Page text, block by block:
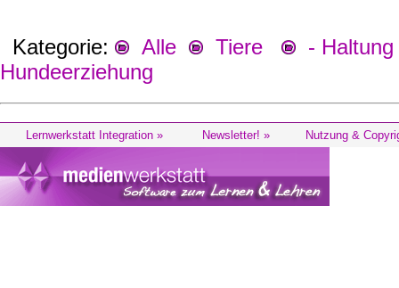
Kategorie: Alle Tiere
-
Hundeerziehung
Lernwerkstatt Integration » Newsletter! » Nutzung &